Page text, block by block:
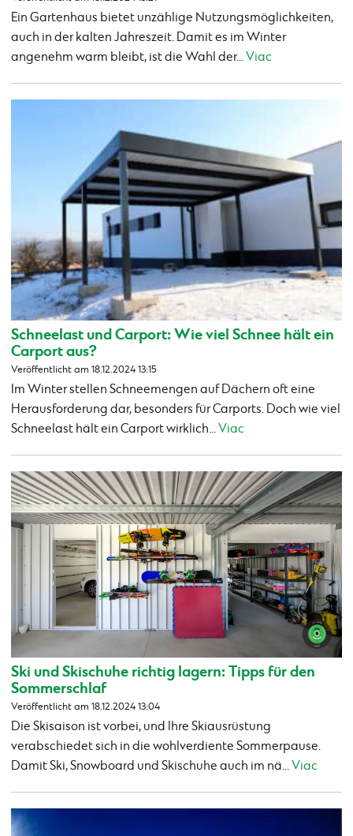
Ein Gartenhaus bietet unzählige Nutzungsmöglichkeiten,
auch in der kalten Jahreszeit. Damit es im Winter
angenehm warm bleibt, ist die Wahl der...Viac
Schneelast und Carport: Wie viel Schnee hält ein
Carport aus?
Veröffentlicht am 18.12.2024 13:15
Im Winter stellen Schneemengen auf Dächern oft eine
Herausforderung dar, besonders für Carports. Doch wie viel
Schneelast hält ein Carport wirklich...Viac
Ski und Skischuhe richtig lagern: Tipps für den
Sommerschlaf
Veröffentlicht am 18.12.2024 13:04
Die Skisaison ist vorbei, und Ihre Skiausrüstung
verabschiedet sich in die wohlverdiente Sommerpause.
Damit Ski, Snowboard und Skischuhe auch im nä...Viac